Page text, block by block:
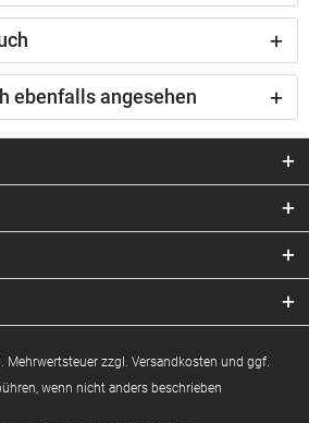
ebenfalls angesehen
Mehrwertsteuer zzgl. Versandkosten und ggf.
wenn nicht anders beschrieben